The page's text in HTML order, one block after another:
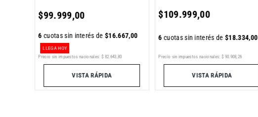
$99.999,00
6cuotas sin interés de$16.667,00
LLEGA HOY
Precio sin impuestos nacionales: $ 82.643,80
VISTA RÁPIDA
$109.999,00
6cuotas sin interés de$18.334,00
Precio sin impuestos nacionales: $ 90.908,26
VISTA RÁPIDA